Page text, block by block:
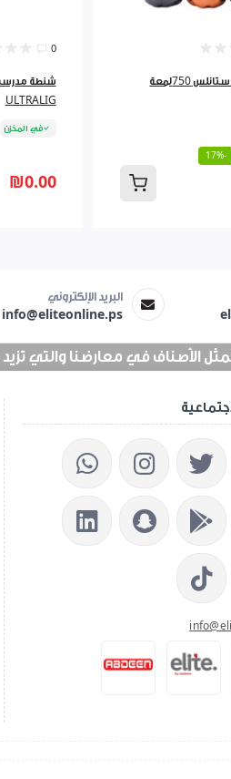
قنينة ثيرموس ستانلس 750لمعة
-17%
0
ULTRALIG
في المخزن
₪0.00
البريد الإلكتروني
info@eliteonline.ps
في معارضنا والتي تزيد عن 25 الف